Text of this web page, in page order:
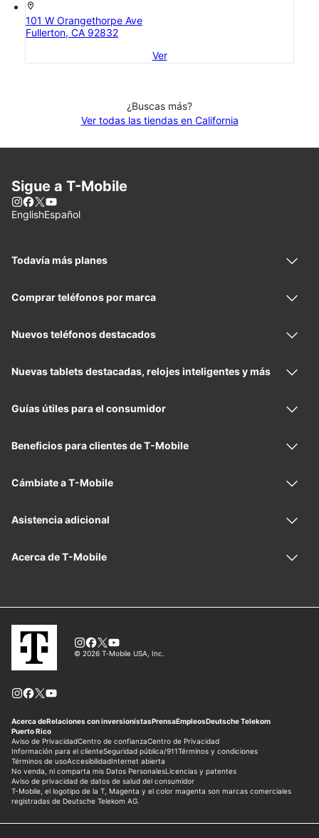
location_on
101 W Orangethorpe Ave
Fullerton, CA 92832
Ver
¿Buscas más?
Ver todas las tiendas en California